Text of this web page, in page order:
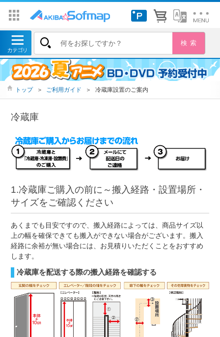
トップ ＞ ご利用ガイド ＞ 冷蔵庫設置のご案内
冷蔵庫
1.冷蔵庫ご購入の前に～搬入経路・設置場所・
サイズをご確認ください
あくまでも目安ですので、搬入経路によっては、商品サイズ以
上の幅を確保できても搬入ができない場合がございます。搬入
経路に余裕が無い場合には、お見積りいただくことをおすすめ
します。
冷蔵庫を配送する際の搬入経路を確認する